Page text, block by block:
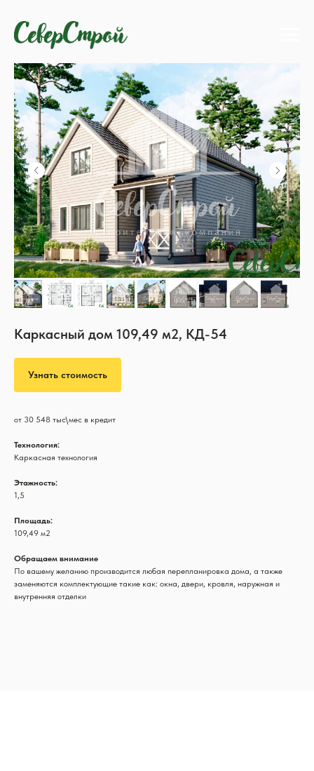
Каркасный дом 109,49 м2, КД-54
Узнать стоимость
от 30 548 тыс\мес в кредит
Технология:
Каркасная технология
Этажность:
1,5
Площадь:
109,49 м2
Обращаем внимание
По вашему желанию производится любая перепланировка дома, а также
заменяются комплектующие такие как: окна, двери, кровля, наружная и
внутренняя отделки